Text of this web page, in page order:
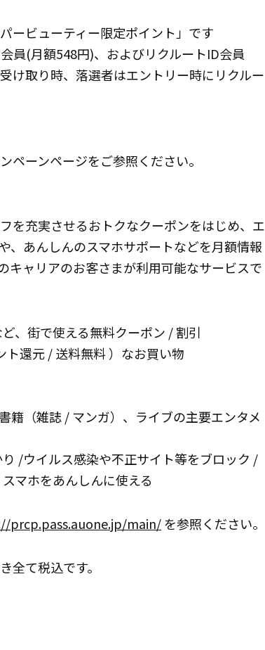
ービューティー限定ポイント」です
員(月額548円)、およびリクルートID会員
け取り時、落選者はエントリー時にリクルー
ーンページをご参照ください。
を充実させるおトクなクーポンをはじめ、エ
、あんしんのスマホサポートなどを月額情報
ャリアのお客さまが利用可能なサービスで
、街で使える無料クーポン / 割引
ト還元 / 送料無料 ）なお買い物
籍（雑誌 / マンガ）、ライブの主要エンタメ
/ウイルス感染や不正サイト等をブロック /
マホをあんしんに使える
prcp.pass.auone.jp/main/を参照ください。
て税込です。